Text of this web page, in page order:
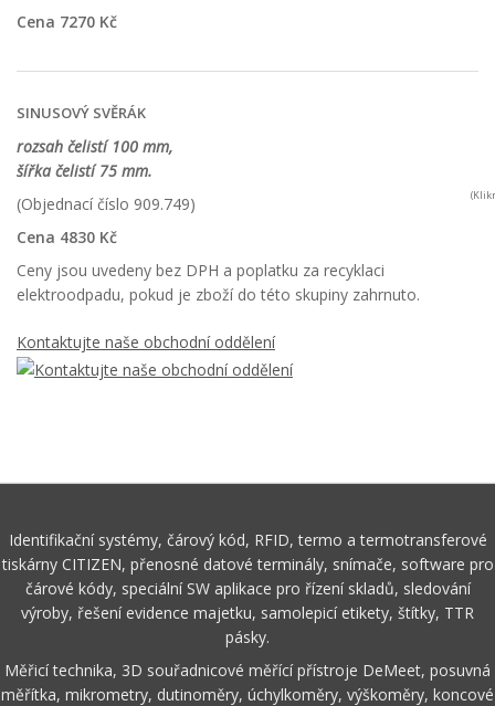
Cena 7270 Kč
SINUSOVÝ SVĚRÁK
rozsah čelistí 100 mm,
šířka čelistí 75 mm.
(Objednací číslo 909.749)
Cena 4830 Kč
Ceny jsou uvedeny bez DPH a poplatku za recyklaci
elektroodpadu, pokud je zboží do této skupiny zahrnuto.
Kontaktujte naše obchodní oddělení
Identifikační systémy, čárový kód, RFID, termo a termotransferové
tiskárny CITIZEN, přenosné datové terminály, snímače, software pro
čárové kódy, speciální SW aplikace pro řízení skladů, sledování
výroby, řešení evidence majetku, samolepicí etikety, štítky, TTR
pásky.
Měřicí technika, 3D souřadnicové měřící přístroje DeMeet, posuvná
měřítka, mikrometry, dutinoměry, úchylkoměry, výškoměry, koncové